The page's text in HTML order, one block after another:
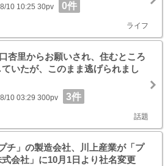
10 10:25 30pv 0件
ライフ
杏里からお願いされ、住むところ
いたが、このまま逃げられまし
10 03:29 300pv 3件
話題
チ」の製造会社、川上産業が「プ
会社」に10月1日より社名変更